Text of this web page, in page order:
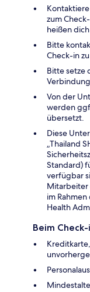
zum
heißen
Bitte
Check-in
Bitte setze
Von der
werden
übersetzt.
Diese
„Thailand
Standard)
verfügbar
Mitarbeiter
im
Health
Beim